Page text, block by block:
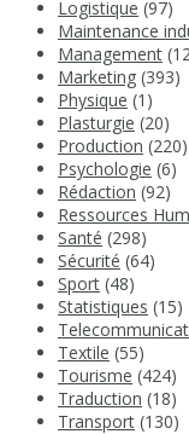
Logistique (97)
Maintenance
Management
Marketing (393)
Physique (1)
Plasturgie (20)
Production (220)
Psychologie (6)
Rédaction (92)
Ressources
Santé (298)
Sécurité (64)
Sport (48)
Statistiques (15)
Textile (55)
Tourisme (424)
Traduction (18)
Transport (130)